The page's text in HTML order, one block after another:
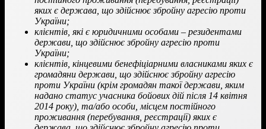
яких є держава, що здійснює збройну агресію проти
України;
клієнтів, які є юридичними особами – резидентами
держави, що здійснює збройну агресію проти
України;
клієнтів, кінцевими бенефіціарними власниками яких є
громадяни держави, що здійснює збройну агресію
проти України (крім громадян такої держави, яким
надано статус учасника бойових дій після 14 квітня
2014 року), та/або особи, місцем постійного
проживання (перебування, реєстрації) яких є